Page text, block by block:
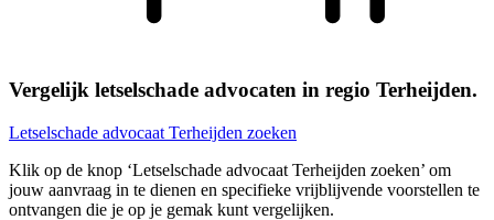
Vergelijk letselschade advocaten in regio Terheijden.
Letselschade advocaat Terheijden zoeken
Klik op de knop ‘Letselschade advocaat Terheijden zoeken’ om
jouw aanvraag in te dienen en specifieke vrijblijvende voorstellen te
ontvangen die je op je gemak kunt vergelijken.